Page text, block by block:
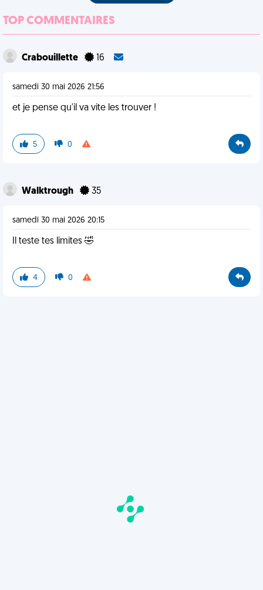
TOP COMMENTAIRES
Crabouillette 16
samedi 30 mai 2026 21:56
et je pense qu'il va vite les trouver !
5 0
Walktrough 35
samedi 30 mai 2026 20:15
Il teste tes limites 🤣
4 0